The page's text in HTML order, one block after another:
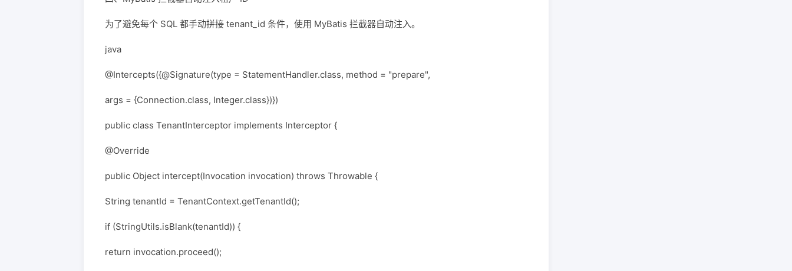
为了避免每个 SQL 都手动拼接 tenant_id 条件，使用 MyBatis 拦截器自动注入。
java
@Intercepts({@Signature(type = StatementHandler.class, method = "prepare",
args = {Connection.class, Integer.class})})
public class TenantInterceptor implements Interceptor {
@Override
public Object intercept(Invocation invocation) throws Throwable {
String tenantId = TenantContext.getTenantId();
if (StringUtils.isBlank(tenantId)) {
return invocation.proceed();